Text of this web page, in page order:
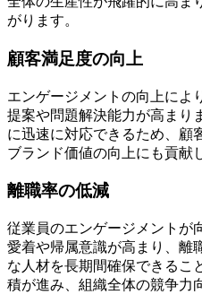
がります。
顧客満足度の向上
エンゲージメントの向上によ
提案や問題解決能力が高まり
に迅速に対応できるため、顧
ブランド価値の向上にも貢献
離職率の低減
従業員のエンゲージメントが
愛着や帰属意識が高まり、離
な人材を長期間確保できるこ
積が進み、組織全体の競争力